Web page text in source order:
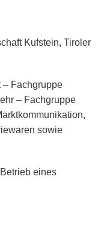
Kufstein, Tiroler
– Fachgruppe
– Fachgruppe
sowie
eines